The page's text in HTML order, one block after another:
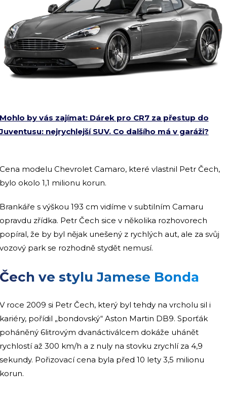
by vás zajímat: Dárek pro CR7 za přestup do
nejrychlejší SUV. Co dalšího má v garáži?
modelu Chevrolet Camaro, které vlastnil Petr Čech,
okolo 1,1 milionu korun.
s výškou 193 cm vidíme v subtilním Camaru
zřídka. Petr Čech sice v několika rozhovorech
že by byl nějak unešený z rychlých aut, ale za svůj
park se rozhodně stydět nemusí.
ve stylu Jamese Bonda
roce 2009 si Petr Čech, který byl tehdy na vrcholu sil i
pořídil „bondovský“ Aston Martin DB9. Sporťák
6litrovým dvanáctiválcem dokáže uhánět
až 300 km/h a z nuly na stovku zrychlí za 4,9
Pořizovací cena byla před 10 lety 3,5 milionu